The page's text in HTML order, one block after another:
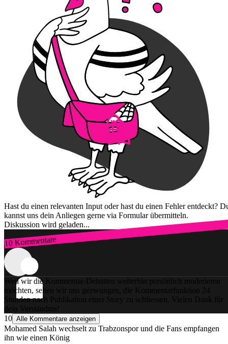
Hast du einen relevanten Input oder hast du einen Fehler entdeckt?
kannst uns dein Anliegen gerne via Formular übermitteln.
Diskussion wird geladen...
10 Kommentare
Zum Login
Weil wir die Kommentar-Debatten weiterhin persönlich moderieren
möchten, sehen wir uns gezwungen, die Kommentarfunktion 24
Stunden nach Publikation einer Story zu schliessen. Vielen Dank für
dein Verständnis!
10 Alle Kommentare anzeigen
Mohamed Salah wechselt zu Trabzonspor und die Fans empfangen
ihn wie einen König